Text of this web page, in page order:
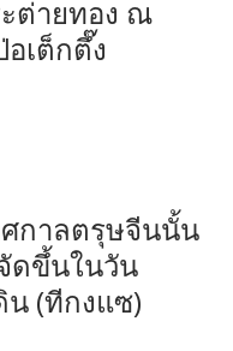
ต่ายทอง ณ
เต็กตึ๊ง
ศกาลตรุษจีนนั้น
ดขึ้นในวัน
(ทีกงแซ)